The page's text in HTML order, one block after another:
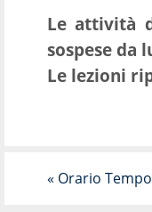
Le attività
sospese da
Le lezioni
« Orario